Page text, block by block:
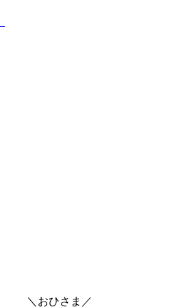
＼おひさま／